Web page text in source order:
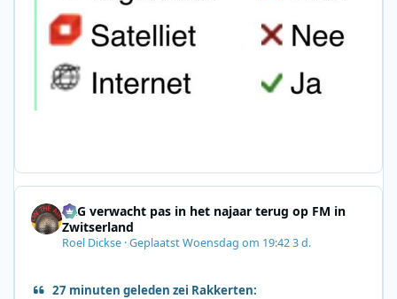
SRG verwacht pas in het najaar terug op FM in
Zwitserland
Roel Dickse ·GeplaatstWoensdag om 19:423 d.
27 minuten geleden zei Rakkerten: